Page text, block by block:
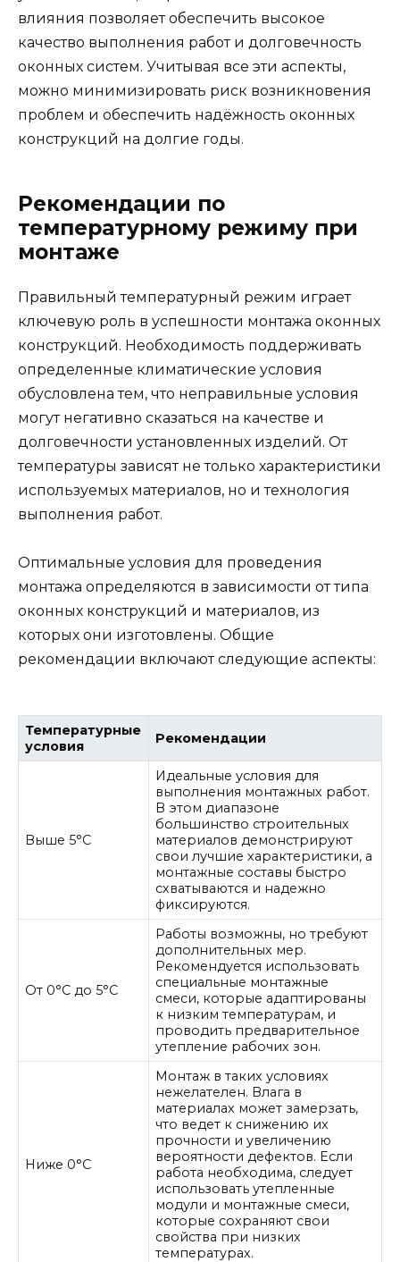
влияния позволяет обеспечить высокое
качество выполнения работ и долговечность
оконных систем. Учитывая все эти аспекты,
можно минимизировать риск возникновения
проблем и обеспечить надёжность оконных
конструкций на долгие годы.
Рекомендации по
температурному режиму при
монтаже
Правильный температурный режим играет
ключевую роль в успешности монтажа оконных
конструкций. Необходимость поддерживать
определенные климатические условия
обусловлена тем, что неправильные условия
могут негативно сказаться на качестве и
долговечности установленных изделий. От
температуры зависят не только характеристики
используемых материалов, но и технология
выполнения работ.
Оптимальные условия для проведения
монтажа определяются в зависимости от типа
оконных конструкций и материалов, из
которых они изготовлены. Общие
рекомендации включают следующие аспекты:
Температурные
условия
Рекомендации
Выше 5°C
Идеальные условия для
выполнения монтажных работ.
В этом диапазоне
большинство строительных
материалов демонстрируют
свои лучшие характеристики, а
монтажные составы быстро
схватываются и надежно
фиксируются.
От 0°C до 5°C
Работы возможны, но требуют
дополнительных мер.
Рекомендуется использовать
специальные монтажные
смеси, которые адаптированы
к низким температурам, и
проводить предварительное
утепление рабочих зон.
Ниже 0°C
Монтаж в таких условиях
нежелателен. Влага в
материалах может замерзать,
что ведет к снижению их
прочности и увеличению
вероятности дефектов. Если
работа необходима, следует
использовать утепленные
модули и монтажные смеси,
которые сохраняют свои
свойства при низких
температурах.